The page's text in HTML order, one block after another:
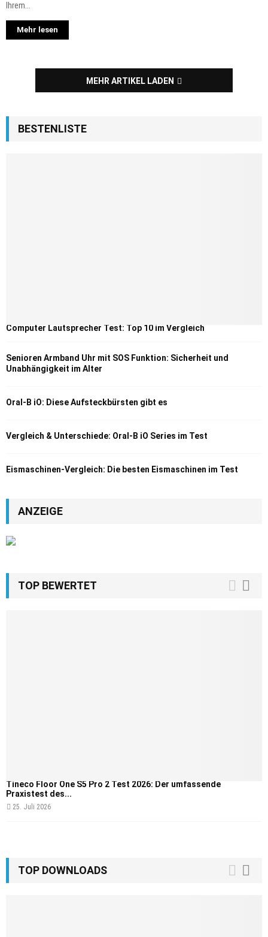
Ihrem...
Mehr lesen
MEHR ARTIKEL LADEN
BESTENLISTE
Computer Lautsprecher Test: Top 10 im Vergleich
Senioren Armband Uhr mit SOS Funktion: Sicherheit und
Unabhängigkeit im Alter
Oral-B iO: Diese Aufsteckbürsten gibt es
Vergleich & Unterschiede: Oral-B iO Series im Test
Eismaschinen-Vergleich: Die besten Eismaschinen im Test
ANZEIGE
TOP BEWERTET
Tineco Floor One S5 Pro 2 Test 2026: Der umfassende
Praxistest des...
25. Juli 2026
TOP DOWNLOADS